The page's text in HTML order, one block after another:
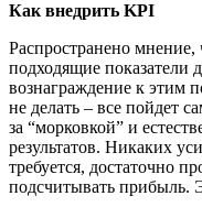
Как внедрить KPI
Распространено мнение,
подходящие показатели
вознаграждение к этим
не делать – все пойдет
за “морковкой” и
результатов. Никаких
требуется, достаточно
подсчитывать прибыль.